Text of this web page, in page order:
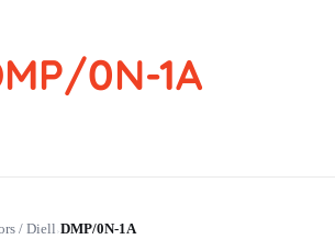
0N-1A
/ Diell›DMP/0N-1A